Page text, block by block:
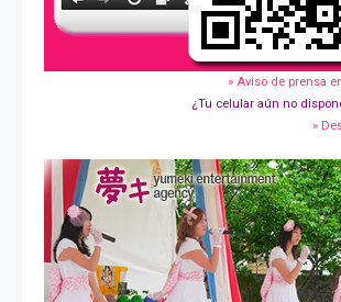
» Aviso de prensa
¿Tu celular aún no
»